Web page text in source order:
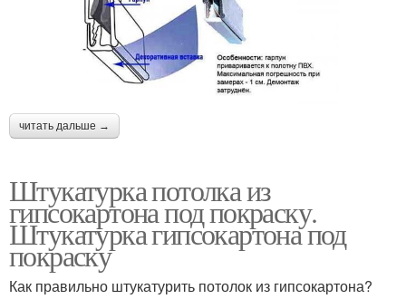
читать дальше →
Штукатурка потолка из
гипсокартона под покраску.
Штукатурка гипсокартона под
покраску
Как правильно штукатурить потолок из гипсокартона?